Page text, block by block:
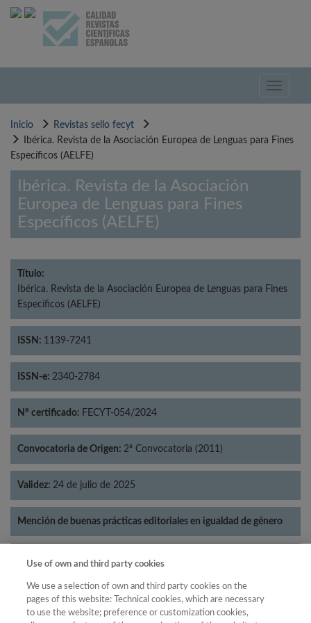
Pasar
Toggle
Inicio
Revistas sello fecyt
Ibérica. Revista de la Asociación Europea de Lenguas para Fines
Específicos (AELFE)
Ibérica. Revista de la Asociación
Europea de Lenguas para Fines
Específicos (AELFE)
Título:
Ibérica. Revista de la Asociación Europea de Lenguas para Fines
Específicos (AELFE)
ISSN: 1139-7241
ISSN-e: 2340-2784
Nº certificado: FECYT-054/2024
Convocatoria de Origen: 2ª Convocatoria (2011)
Validez: 24 de julio de 2025
Mención de buenas prácticas editoriales en igualdad de género
Categorías: Lingüística
Use of own and third party cookies
We use a selection of own and third party cookies on the
pages of this website: Technical cookies, which are necessary
to use the website; preference or customization cookies,